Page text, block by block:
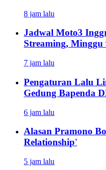
8 jam lalu
Jadwal Moto3
Streaming, Minggu
7 jam lalu
Pengaturan Lalu
Gedung Bapenda
6 jam lalu
Alasan Pramono
Relationship'
5 jam lalu